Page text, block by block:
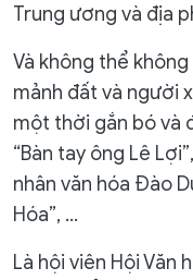
Trung ương và địa
Và không thể
mảnh đất và người
một thời gắn bó và
“Bàn tay ông Lê
nhân văn hóa Đào
Hóa”, ...
Là hội viên Hội Văn